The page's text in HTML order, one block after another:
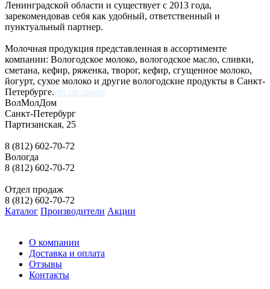
Ленинградской области и существует с 2013 года,
зарекомендовав себя как удобный, ответственный и
пунктуальный партнер.
Молочная продукция представленная в ассортименте
компании: Вологодское молоко, вологодское масло, сливки,
сметана, кефир, ряженка, творог, кефир, сгущенное молоко,
йогурт, сухое молоко и другие вологодские продукты в Санкт-
Петербурге.pin up casino
ВолМолДом
Санкт-Петербург
Партизанская, 25
8 (812) 602-70-72
Вологда
8 (812) 602-70-72
Отдел продаж
8 (812) 602-70-72
Каталог Производители Акции
О компании
Доставка и оплата
Отзывы
Контакты